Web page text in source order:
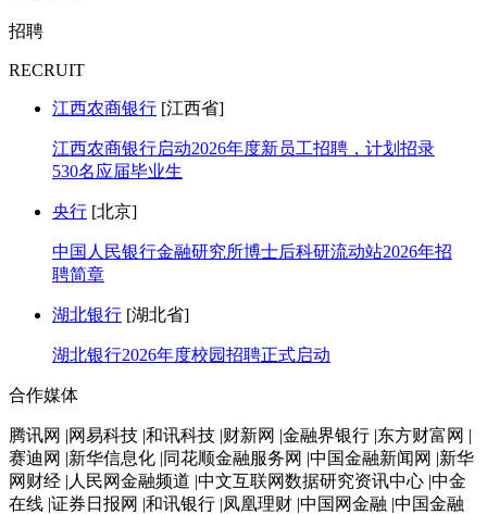
招聘
RECRUIT
江西农商银行 [江西省]
江西农商银行启动2026年度新员工招聘，计划招录
530名应届毕业生
央行 [北京]
中国人民银行金融研究所博士后科研流动站2026年招
聘简章
湖北银行 [湖北省]
湖北银行2026年度校园招聘正式启动
合作媒体
腾讯网 |网易科技 |和讯科技 |财新网 |金融界银行 |东方财富网 |
赛迪网 |新华信息化 |同花顺金融服务网 |中国金融新闻网 |新华
网财经 |人民网金融频道 |中文互联网数据研究资讯中心 |中金
在线 |证券日报网 |和讯银行 |凤凰理财 |中国网金融 |中国金融